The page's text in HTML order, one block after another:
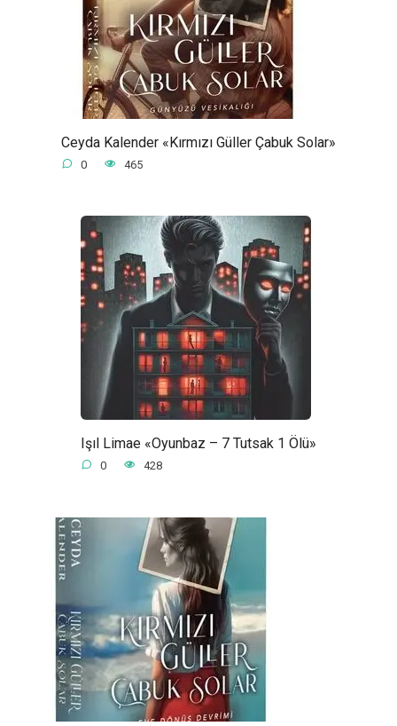
Ceyda Kalender «Kırmızı Güller Çabuk Solar»
0 465
Işıl Limae «Oyunbaz – 7 Tutsak 1 Ölü»
0 428